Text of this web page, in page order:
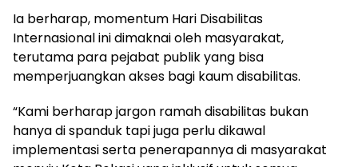
Ia berharap, momentum Hari Disabilitas
Internasional ini dimaknai oleh masyarakat,
terutama para pejabat publik yang bisa
memperjuangkan akses bagi kaum disabilitas.
“Kami berharap jargon ramah disabilitas bukan
hanya di spanduk tapi juga perlu dikawal
implementasi serta penerapannya di masyarakat